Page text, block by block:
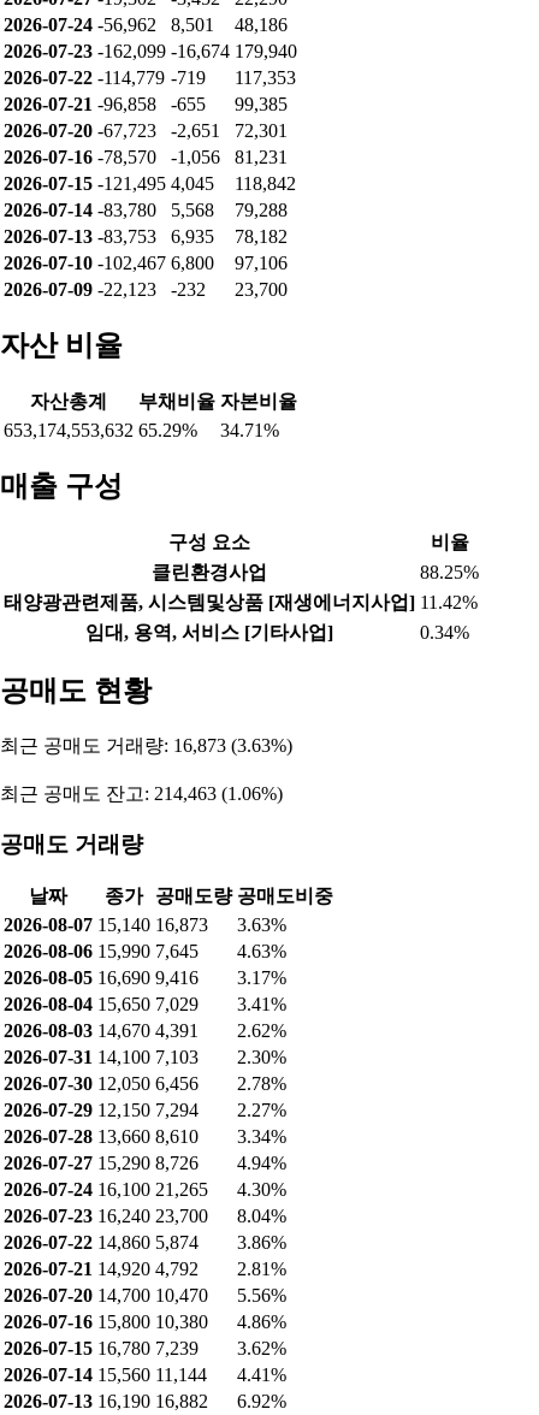
2026-07-24 -56,962 8,501
48,186
2026-07-23 -162,099 -16,674 179,940
2026-07-22 -114,779 -719
117,353
2026-07-21 -96,858 -655
99,385
2026-07-20 -67,723 -2,651
72,301
2026-07-16 -78,570 -1,056
81,231
2026-07-15 -121,495 4,045
118,842
2026-07-14 -83,780 5,568
79,288
2026-07-13 -83,753 6,935
78,182
2026-07-10 -102,467 6,800
97,106
2026-07-09 -22,123 -232 23,700
자산 비율
자산총계 부채비율 자본비율
653,174,553,632 65.29% 34.71%
매출 구성
구성 요소
비율
클린환경사업
88.25%
태양광관련제품, 시스템및상품 [재생에너지사업] 11.42%
임대, 용역, 서비스 [기타사업]
0.34%
공매도 현황
최근 공매도 거래량: 16,873 (3.63%)
최근 공매도 잔고: 214,463 (1.06%)
공매도 거래량
날짜 종가 공매도량 공매도비중
2026-08-07 15,140 16,873
3.63%
2026-08-06 15,990 7,645
4.63%
2026-08-05 16,690 9,416
3.17%
2026-08-04 15,650 7,029
3.41%
2026-08-03 14,670 4,391
2.62%
2026-07-31 14,100 7,103
2.30%
2026-07-30 12,050 6,456
2.78%
2026-07-29 12,150 7,294
2.27%
2026-07-28 13,660 8,610
3.34%
2026-07-27 15,290 8,726
4.94%
2026-07-24 16,100 21,265
4.30%
2026-07-23 16,240 23,700
8.04%
2026-07-22 14,860 5,874
3.86%
2026-07-21 14,920 4,792
2.81%
2026-07-20 14,700 10,470
5.56%
2026-07-16 15,800 10,380
4.86%
2026-07-15 16,780 7,239
3.62%
2026-07-14 15,560 11,144
4.41%
2026-07-13 16,190 16,882
6.92%